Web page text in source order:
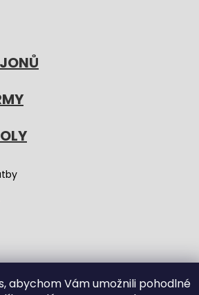
abychom Vám umožnili pohodlné
(Graphic revision by Bōjka Studio,
by Veronika.works)